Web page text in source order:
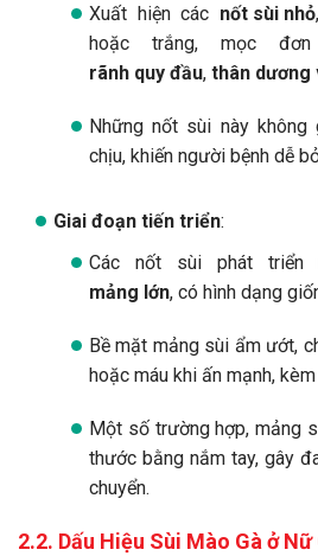
Xuất hiện các nốt sùi nhỏ
hoặc trắng, mọc
rãnh quy đầu, thân dương
Những nốt sùi này không
chịu, khiến người bệnh dễ
Giai đoạn tiến triển:
Các nốt sùi phát triển
mảng lớn, có hình dạng
Bề mặt mảng sùi ẩm ướt,
hoặc máu khi ấn mạnh,
Một số trường hợp, mảng
thước bằng nắm tay, gây
chuyển.
2.2. Dấu Hiệu Sùi Mào Gà ở Nữ